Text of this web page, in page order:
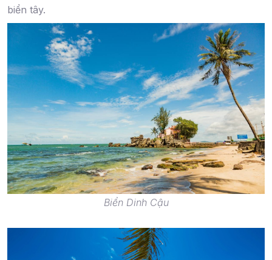
biển tây.
Biển Dinh Cậu